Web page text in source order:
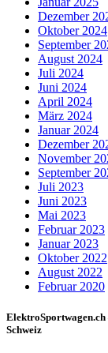
Dezember
Oktober 2024
September
August 2024
Juli 2024
Juni 2024
April 2024
März 2024
Januar 2024
Dezember
November
September
Juli 2023
Juni 2023
Mai 2023
Februar 2023
Januar 2023
Oktober 2022
August 2022
Februar 2020
ElektroSportwagen.ch
Schweiz